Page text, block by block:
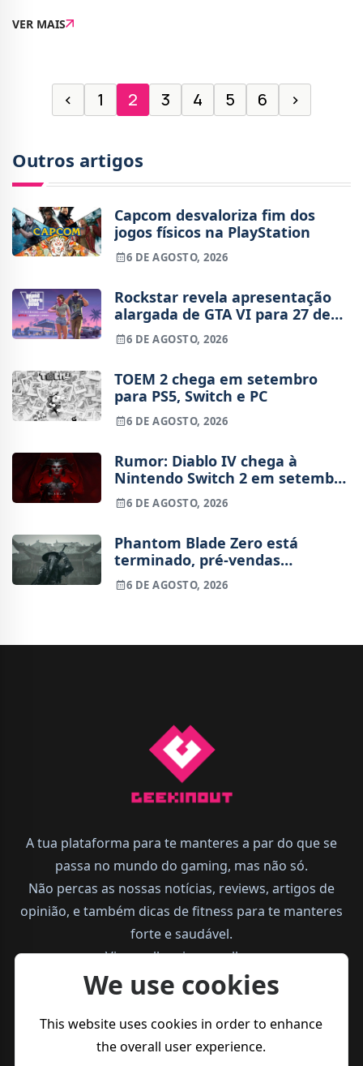
da GSD divulgados pela associação alemã Game.de, o
VER MAIS
‹ 1 2 3 4 5 6 ›
Outros artigos
Capcom desvaloriza fim dos
jogos físicos na PlayStation
6 DE AGOSTO, 2026
Rockstar revela apresentação
alargada de GTA VI para 27 de
agosto
6 DE AGOSTO, 2026
TOEM 2 chega em setembro
para PS5, Switch e PC
6 DE AGOSTO, 2026
Rumor: Diablo IV chega à
Nintendo Switch 2 em setembro
e vai custar o preço de um jogo
novo
6 DE AGOSTO, 2026
Phantom Blade Zero está
terminado, pré-vendas
começam na próxima semana
6 DE AGOSTO, 2026
A tua plataforma para te manteres a par do que se
passa no mundo do gaming, mas não só.
Não percas as nossas notícias, reviews, artigos de
opinião, e também dicas de fitness para te manteres
forte e saudável.
Vive melhor, joga melhor.
We use cookies
This website uses cookies in order to enhance
the overall user experience.